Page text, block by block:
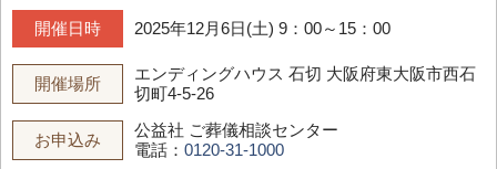
開催日時 2025年12月6日(土) 9：00～15：00
開催場所
エンディングハウス 石切 大阪府東大阪市西石
切町4-5-26
お申込み
公益社 ご葬儀相談センター
電話： 0120-31-1000